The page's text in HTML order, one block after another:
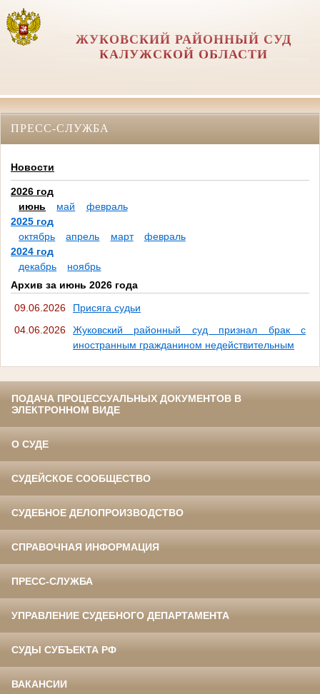
ЖУКОВСКИЙ РАЙОННЫЙ СУД
КАЛУЖСКОЙ ОБЛАСТИ
ПРЕСС-СЛУЖБА
Новости
2026 год
июнь
май
февраль
2025 год
октябрь
апрель март
февраль
2024 год
декабрь
ноябрь
Архив за июнь 2026 года
09.06.2026
Присяга судьи
04.06.2026
Жуковский районный суд признал брак с
иностранным гражданином недействительным
ПОДАЧА ПРОЦЕССУАЛЬНЫХ ДОКУМЕНТОВ В
ЭЛЕКТРОННОМ ВИДЕ
О СУДЕ
СУДЕЙСКОЕ СООБЩЕСТВО
СУДЕБНОЕ ДЕЛОПРОИЗВОДСТВО
СПРАВОЧНАЯ ИНФОРМАЦИЯ
ПРЕСС-СЛУЖБА
УПРАВЛЕНИЕ СУДЕБНОГО ДЕПАРТАМЕНТА
СУДЫ СУБЪЕКТА РФ
ВАКАНСИИ